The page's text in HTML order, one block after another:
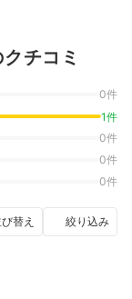
チコミ
0件
1件
0件
0件
0件
替え 絞り込み